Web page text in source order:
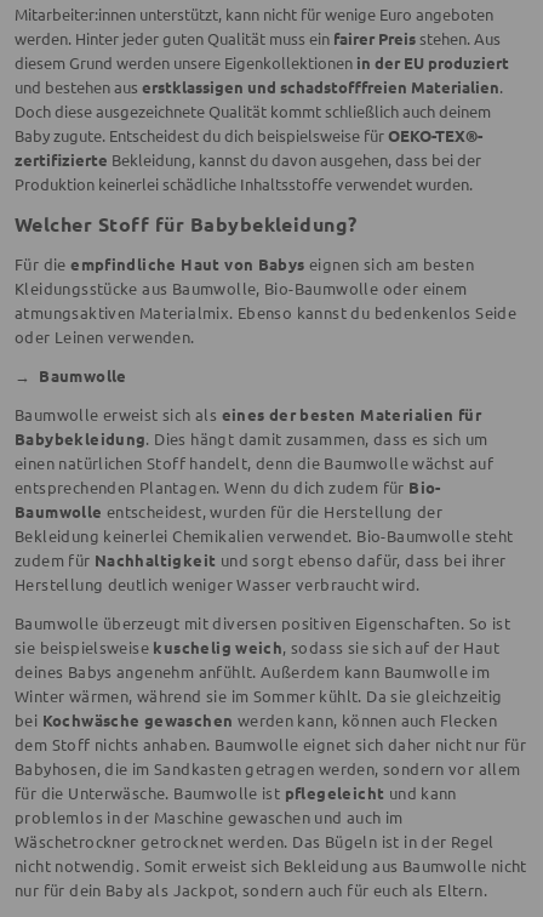
Mitarbeiter:innen unterstützt, kann nicht für wenige Euro angeboten
werden. Hinter jeder guten Qualität muss ein fairer Preisstehen. Aus
diesem Grund werden unsere Eigenkollektionen in der EU produziert
und bestehen aus erstklassigen und schadstofffreien Materialien.
Doch diese ausgezeichnete Qualität kommt schließlich auch deinem
Baby zugute. Entscheidest du dich beispielsweise fürOEKO-TEX®-
zertifizierte Bekleidung, kannst du davon ausgehen, dass bei der
Produktion keinerlei schädliche Inhaltsstoffe verwendet wurden.
Welcher Stoff für Babybekleidung?
Für die empfindliche Haut von Babys eignen sich am besten
Kleidungsstücke aus Baumwolle, Bio-Baumwolle oder einem
atmungsaktiven Materialmix. Ebenso kannst du bedenkenlos Seide
oder Leinen verwenden.
→
Baumwolle
Baumwolle erweist sich als eines der besten Materialien für
Babybekleidung. Dies hängt damit zusammen, dass es sich um
einen natürlichen Stoff handelt, denn die Baumwolle wächst auf
entsprechenden Plantagen. Wenn du dich zudem für Bio-
Baumwolle entscheidest, wurden für die Herstellung der
Bekleidung keinerlei Chemikalien verwendet. Bio-Baumwolle steht
zudem für Nachhaltigkeit und sorgt ebenso dafür, dass bei ihrer
Herstellung deutlich weniger Wasser verbraucht wird.
Baumwolle überzeugt mit diversen positiven Eigenschaften. So ist
sie beispielsweise kuschelig weich, sodass sie sich auf der Haut
deines Babys angenehm anfühlt. Außerdem kann Baumwolle im
Winter wärmen, während sie im Sommer kühlt. Da sie gleichzeitig
bei Kochwäsche gewaschen werden kann, können auch Flecken
dem Stoff nichts anhaben. Baumwolle eignet sich daher nicht nur für
Babyhosen, die im Sandkasten getragen werden, sondern vor allem
für die Unterwäsche. Baumwolle ist pflegeleicht und kann
problemlos in der Maschine gewaschen und auch im
Wäschetrockner getrocknet werden. Das Bügeln ist in der Regel
nicht notwendig. Somit erweist sich Bekleidung aus Baumwolle nicht
nur für dein Baby als Jackpot, sondern auch für euch als Eltern.